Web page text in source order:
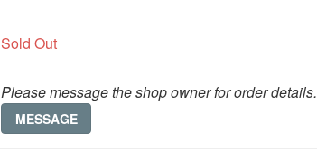
Sold Out
Please message the shop owner for order details.
MESSAGE